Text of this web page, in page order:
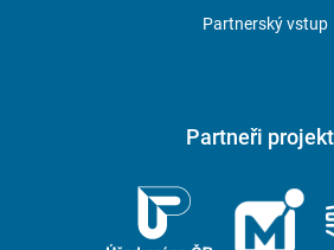
Partnerský vstup
Partneři